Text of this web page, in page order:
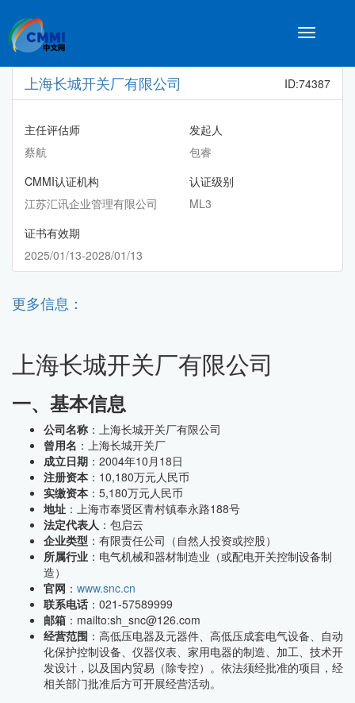
Toggle
上海长城开关厂有限公司 ID:74387
主任评估师
蔡航
发起人
包睿
CMMI认证机构
江苏汇讯企业管理有限公司
认证级别
ML3
证书有效期
2025/01/13-2028/01/13
更多信息：
上海长城开关厂有限公司
一、基本信息
公司名称 ：上海长城开关厂有限公司
曾用名 ：上海长城开关厂
成立日期 ：2004年10月18日
注册资本 ：10,180万元人民币
实缴资本 ：5,180万元人民币
地址 ：上海市奉贤区青村镇奉永路188号
法定代表人 ：包启云
企业类型 ：有限责任公司（自然人投资或控股）
所属行业 ：电气机械和器材制造业（或配电开关控制设备制
造）
官网 ： www.snc.cn
联系电话 ：021-57589999
邮箱 ：mailto:sh_snc@126.com
经营范围 ：高低压电器及元器件、高低压成套电气设备、自动
化保护控制设备、仪器仪表、家用电器的制造、加工、技术开
发设计，以及国内贸易（除专控）。依法须经批准的项目，经
相关部门批准后方可开展经营活动。